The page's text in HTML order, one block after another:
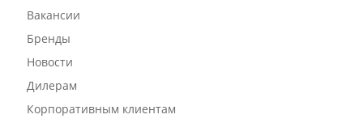
Вакансии
Бренды
Новости
Дилерам
Корпоративным клиентам